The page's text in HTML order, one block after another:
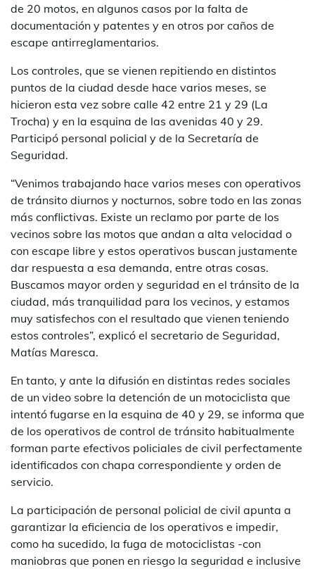
de 20 motos, en algunos casos por la falta de
documentación y patentes y en otros por caños de
escape antirreglamentarios.
Los controles, que se vienen repitiendo en distintos
puntos de la ciudad desde hace varios meses, se
hicieron esta vez sobre calle 42 entre 21 y 29 (La
Trocha) y en la esquina de las avenidas 40 y 29.
Participó personal policial y de la Secretaría de
Seguridad.
“Venimos trabajando hace varios meses con operativos
de tránsito diurnos y nocturnos, sobre todo en las zonas
más conflictivas. Existe un reclamo por parte de los
vecinos sobre las motos que andan a alta velocidad o
con escape libre y estos operativos buscan justamente
dar respuesta a esa demanda, entre otras cosas.
Buscamos mayor orden y seguridad en el tránsito de la
ciudad, más tranquilidad para los vecinos, y estamos
muy satisfechos con el resultado que vienen teniendo
estos controles”, explicó el secretario de Seguridad,
Matías Maresca.
En tanto, y ante la difusión en distintas redes sociales
de un video sobre la detención de un motociclista que
intentó fugarse en la esquina de 40 y 29, se informa que
de los operativos de control de tránsito habitualmente
forman parte efectivos policiales de civil perfectamente
identificados con chapa correspondiente y orden de
servicio.
La participación de personal policial de civil apunta a
garantizar la eficiencia de los operativos e impedir,
como ha sucedido, la fuga de motociclistas -con
maniobras que ponen en riesgo la seguridad e inclusive